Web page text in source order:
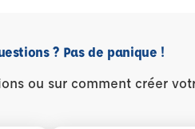
? Pas de panique !
ou sur comment créer